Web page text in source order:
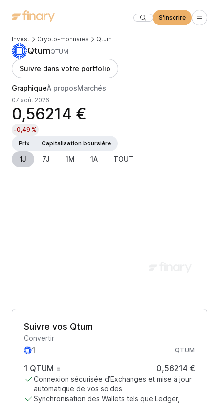
S'inscrire
Invest Crypto-monnaies Qtum
QtumQTUM
Suivre dans votre portfolio
GraphiqueÀ proposMarchés
07 août 2026
0,56214 €
-0,49 %
Prix
Capitalisation boursière
1J 7J 1M 1A TOUT
Suivre vos Qtum
Convertir
QTUM
1 QTUM = 0,56214 €
Connexion sécurisée d’Exchanges et mise à jour
automatique de vos soldes
Synchronisation des Wallets tels que Ledger,